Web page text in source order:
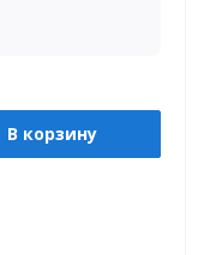
В корзину